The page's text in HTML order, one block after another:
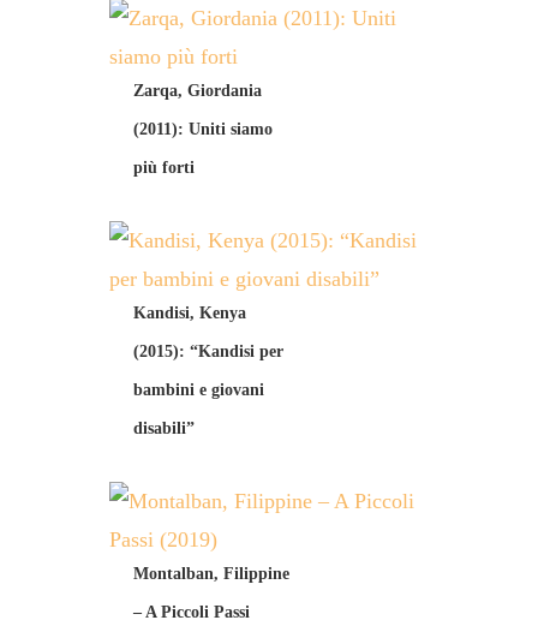
Zarqa, Giordania
(2011): Uniti siamo
più forti
Kandisi, Kenya
(2015): “Kandisi per
bambini e giovani
disabili”
Montalban, Filippine
– A Piccoli Passi